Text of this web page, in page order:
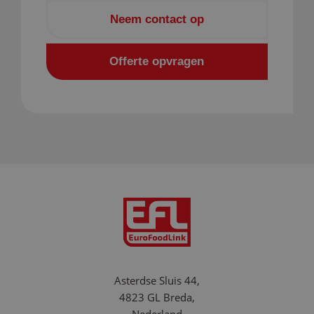
Neem contact op
Offerte opvragen
Asterdse Sluis 44,
4823 GL Breda,